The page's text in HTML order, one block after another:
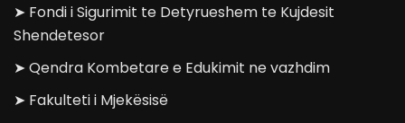
➤ Fondi i Sigurimit te Detyrueshem te Kujdesit
Shendetesor
➤ Qendra Kombetare e Edukimit ne vazhdim
➤ Fakulteti i Mjekësisë